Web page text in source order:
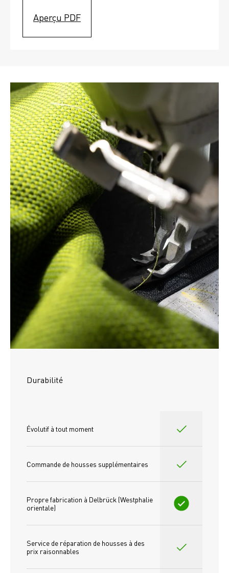
Aperçu PDF
Durabilité
Évolutif à tout moment
Commande de housses supplémentaires
Propre fabrication à Delbrück (Westphalie
orientale)
Service de réparation de housses à des
prix raisonnables